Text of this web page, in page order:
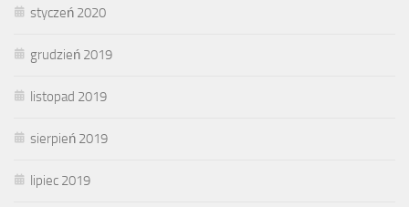
styczeń 2020
grudzień 2019
listopad 2019
sierpień 2019
lipiec 2019